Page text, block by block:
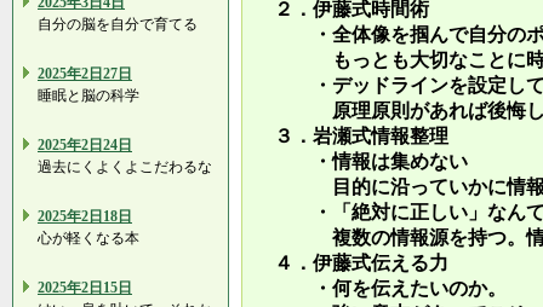
自分の脳を自分で育てる
2025年2日27日
睡眠と脳の科学
2025年2日24日
過去にくよくよこだわるな
2025年2日18日
心が軽くなる本
2025年2日15日
２．伊藤式時間術
・全体像を掴んで自分のポ
もっとも大切なことに時
・デッドラインを設定して
原理原則があれば後悔し
３．岩瀬式情報整理
・情報は集めない
目的に沿っていかに情報
・「絶対に正しい」なんて
複数の情報源を持つ。情
４．伊藤式伝える力
・何を伝えたいのか。